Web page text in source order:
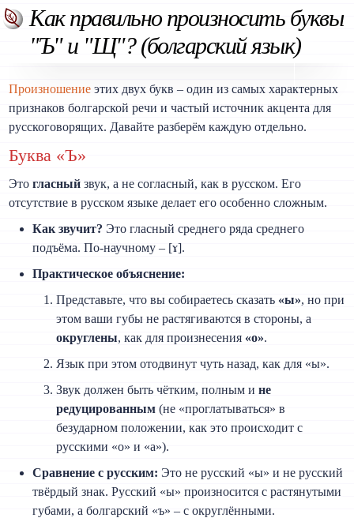
Как правильно произносить буквы
"Ъ" и "Щ"? (болгарский язык)
Произношение этих двух букв – один из самых характерных
признаков болгарской речи и частый источник акцента для
русскоговорящих. Давайте разберём каждую отдельно.
Буква «Ъ»
Этогласный звук, а не согласный, как в русском. Его
отсутствие в русском языке делает его особенно сложным.
Как звучит? Это гласный среднего ряда среднего
подъёма. По-научному – [ɤ].
Практическое объяснение:
Представьте, что вы собираетесь сказать «ы», но при
этом ваши губы не растягиваются в стороны, а
округлены, как для произнесения «о».
Язык при этом отодвинут чуть назад, как для «ы».
Звук должен быть чётким, полным ине
редуцированным (не «проглатываться» в
безударном положении, как это происходит с
русскими «о» и «а»).
Сравнение с русским: Это не русский «ы» и не русский
твёрдый знак. Русский «ы» произносится с растянутыми
губами, а болгарский «ъ» – с округлёнными.